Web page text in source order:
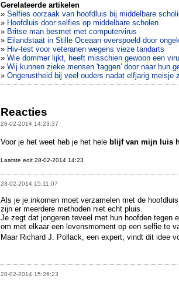
Gerelateerde artikelen
» Selfies oorzaak van hoofdluis bij middelbare
» Hoofdluis door selfies op middelbare scholen
» Britse man besmet met computervirus
» Eilandstaat in Stille Oceaan overspoeld door
» Hiv-test voor veteranen wegens vieze tandarts
» Wie dommer lijkt, heeft misschien gewoon een
» Wij kunnen zieke mensen 'taggen' door naar hun
» Ongerustheid bij veel ouders nadat elfjarig meisje
Reacties
28-02-2014 14:23:37
Voor je het weet heb je het hele blijf van mijn luis
Laatste edit 28-02-2014 14:23
28-02-2014 15:11:07
Als je je inkomen moet verzamelen met de hoofdluis,
zijn er meerdere methoden niet echt pluis.
Je zegt dat jongeren teveel met hun hoofden tegen
om met elkaar een levensmoment op een selfie te
Maar Richard J. Pollack, een expert, vindt dit idee
28-02-2014 15:26:23